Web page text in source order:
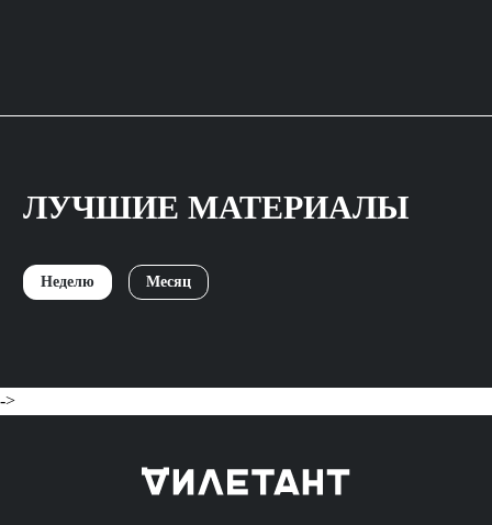
ЛУЧШИЕ МАТЕРИАЛЫ
Неделю Месяц
->